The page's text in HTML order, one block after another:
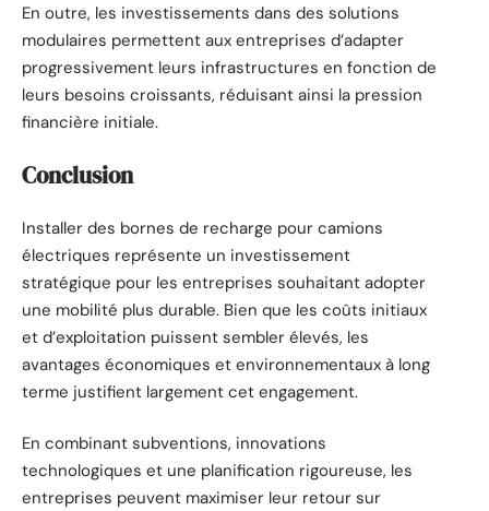
En outre, les investissements dans des solutions
modulaires permettent aux entreprises d’adapter
progressivement leurs infrastructures en fonction de
leurs besoins croissants, réduisant ainsi la pression
financière initiale.
Conclusion
Installer des bornes de recharge pour camions
électriques représente un investissement
stratégique pour les entreprises souhaitant adopter
une mobilité plus durable. Bien que les coûts initiaux
et d’exploitation puissent sembler élevés, les
avantages économiques et environnementaux à long
terme justifient largement cet engagement.
En combinant subventions, innovations
technologiques et une planification rigoureuse, les
entreprises peuvent maximiser leur retour sur